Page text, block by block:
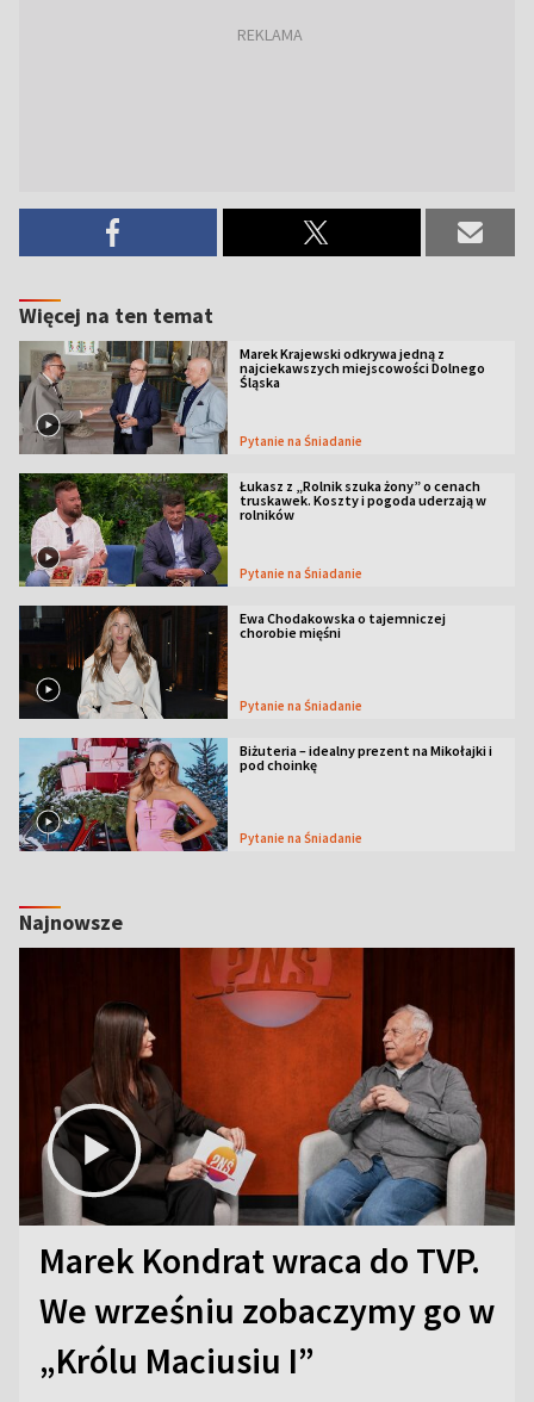
Więcej na ten temat
Marek Krajewski odkrywa jedną z
najciekawszych miejscowości Dolnego
Śląska
Pytanie na Śniadanie
Łukasz z „Rolnik szuka żony” o cenach
truskawek. Koszty i pogoda uderzają w
rolników
Pytanie na Śniadanie
Ewa Chodakowska o tajemniczej
chorobie mięśni
Pytanie na Śniadanie
Biżuteria – idealny prezent na Mikołajki i
pod choinkę
Pytanie na Śniadanie
Najnowsze
Marek Kondrat wraca do TVP.
We wrześniu zobaczymy go w
„Królu Maciusiu I”